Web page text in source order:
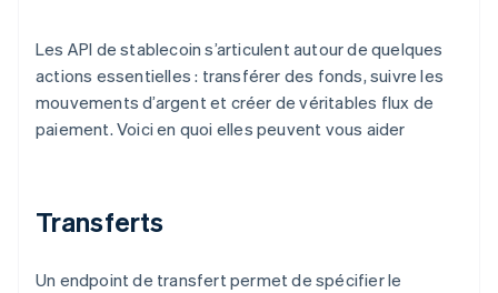
Les API de stablecoin s’articulent autour de quelques
actions essentielles : transférer des fonds, suivre les
mouvements d’argent et créer de véritables flux de
paiement. Voici en quoi elles peuvent vous aider
Transferts
Un endpoint de transfert permet de spécifier le